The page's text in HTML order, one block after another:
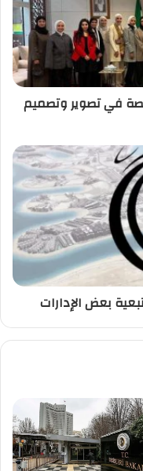
في تصوير وتصميم
بعض الإدارات